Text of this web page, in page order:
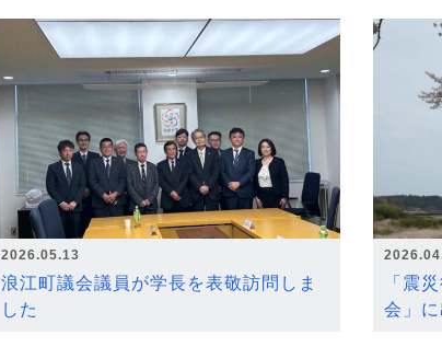
2026.05.13
浪江町議会議員が学長を表敬訪問しま
した
「震
会」